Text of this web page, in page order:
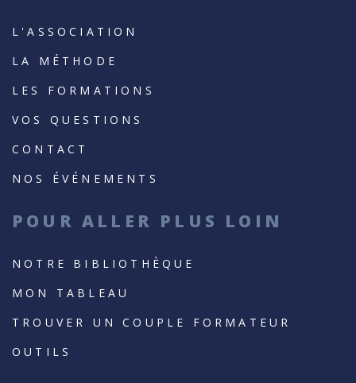
L'ASSOCIATION
LA MÉTHODE
LES FORMATIONS
VOS QUESTIONS
CONTACT
NOS ÉVÉNEMENTS
POUR ALLER PLUS LOIN
NOTRE BIBLIOTHÈQUE
MON TABLEAU
TROUVER UN COUPLE FORMATEUR
OUTILS